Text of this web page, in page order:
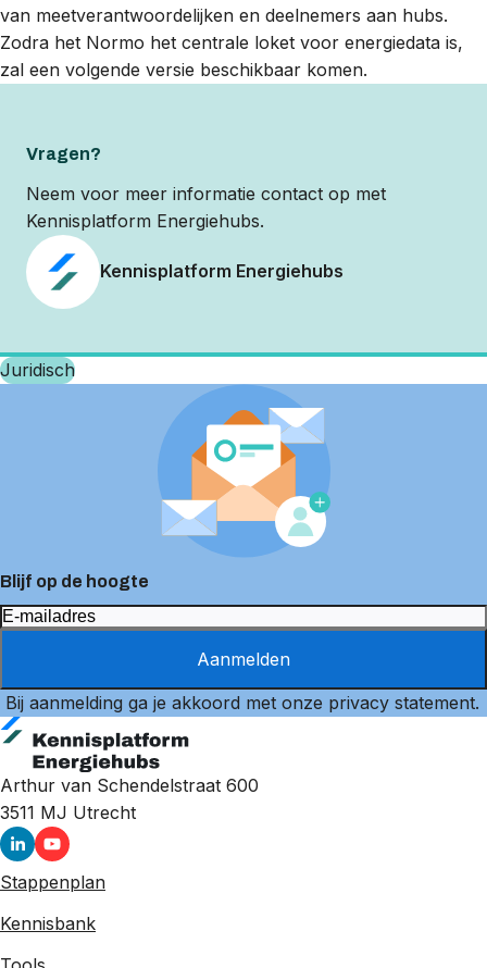
van meetverantwoordelijken en deelnemers aan hubs.
Zodra het Normo het centrale loket voor energiedata is,
zal een volgende versie beschikbaar komen.
Vragen?
Neem voor meer informatie contact op met
Kennisplatform Energiehubs.
Kennisplatform Energiehubs
Juridisch
Blijf op de hoogte
Aanmelden
Bij aanmelding ga je akkoord met onze privacy statement.
Arthur van Schendelstraat 600
3511 MJ Utrecht
Stappenplan
Kennisbank